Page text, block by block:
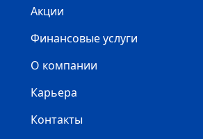
Акции
Финансовые услуги
О компании
Карьера
Контакты